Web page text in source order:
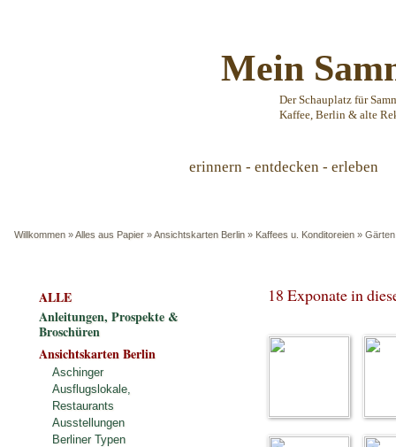
Mein
Der Schauplatz für
Kaffee, Berlin & alte
erinnern - entdecken - erleben
Willkommen »Alles aus Papier »Ansichtskarten Berlin » Kaffees u. Konditoreien »
18 Exponate in
ALLE
Anleitungen, Prospekte &
Broschüren
Ansichtskarten Berlin
Aschinger
Ausflugslokale,
Restaurants
Ausstellungen
Berliner Typen